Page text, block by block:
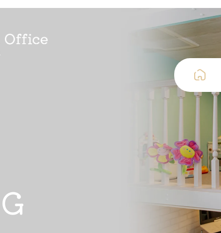
入れ歯
予防・メンテナンス
摂食・嚥下障害